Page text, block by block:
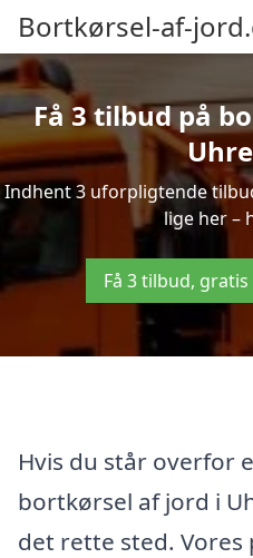
Bortkørsel-af-
Få 3 tilbud på
Indhent 3 uforpligtende
lige her –
Få 3 tilbud,
Hvis du står overfor
bortkørsel af jord i
det rette sted.